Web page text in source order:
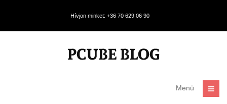
Hívjon minket: +36 70 629 06 90
Menü